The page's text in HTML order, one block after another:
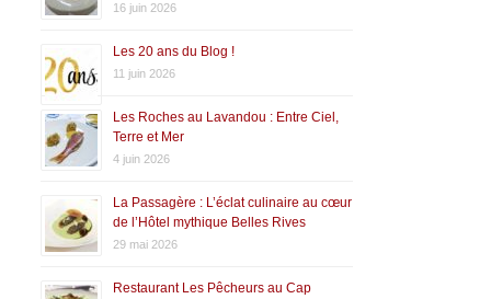
16 juin 2026
Les 20 ans du Blog !
11 juin 2026
Les Roches au Lavandou : Entre Ciel,
Terre et Mer
4 juin 2026
La Passagère : L’éclat culinaire au cœur
de l’Hôtel mythique Belles Rives
29 mai 2026
Restaurant Les Pêcheurs au Cap